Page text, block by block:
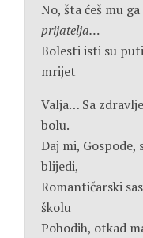
No, šta ćeš mu
prijatelja…
Bolesti isti su
mrijet
Valja… Sa
bolu.
Daj mi,
blijedi,
Romantičarski
školu
Pohodih, otkad